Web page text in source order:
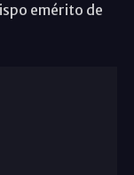
emérito de